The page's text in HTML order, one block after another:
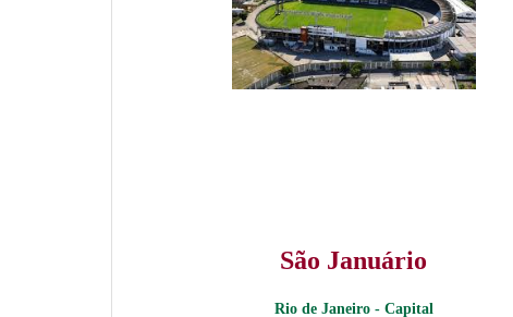
São Januário
Rio de Janeiro - Capital